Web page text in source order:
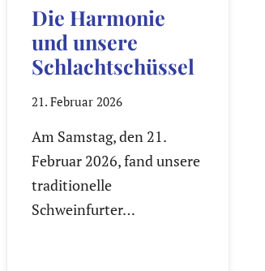
Die Harmonie
und unsere
Schlachtschüssel
21. Februar 2026
Am Samstag, den 21.
Februar 2026, fand unsere
traditionelle
Schweinfurter…